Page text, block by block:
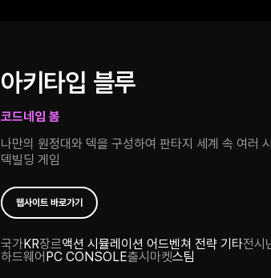
아키타입 블루
코드네임 봄
나만의 원정대와 덱을 구성하여 판타지 세계 속 여러
덱빌딩 게임
웹사이트 바로가기
국가KR장르액션 시뮬레이션 어드벤쳐 전략 기타전시
하드웨어 PC CONSOLE출시마켓스팀